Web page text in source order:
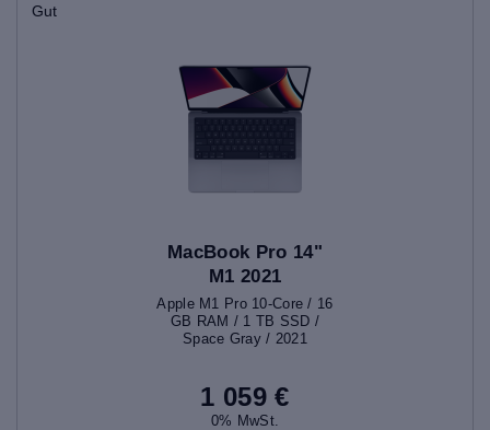
Gut
MacBook Pro 14"
M1 2021
Apple M1 Pro 10-Core / 16
GB RAM / 1 TB SSD /
Space Gray / 2021
1 059 €
0% MwSt.